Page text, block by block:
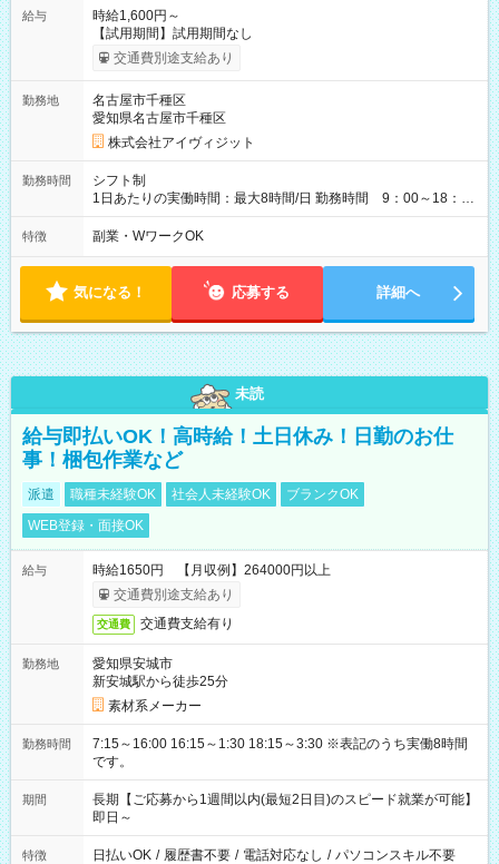
給与
時給1,600円～
【試用期間】試用期間なし
交通費別途支給あり
勤務地
名古屋市千種区
愛知県名古屋市千種区
株式会社アイヴィジット
勤務時間
シフト制
1日あたりの実働時間：最大8時間/日 勤務時間 9：00～18：
00(実働8h、休憩1h) 土日祝含む週3日～OK、シフト制 ※もちろ
ん週5日勤務もOK♪ 勤務期間：2026年8月12日～9月9日※リスト
特徴 副業・WワークOK
気になる！ 応募する 詳細へ
未読
給与即払いOK！高時給！土日休み！日勤のお仕
事！梱包作業など
派遣 職種未経験OK 社会人未経験OK
ブランクOK
WEB登録・面接OK
給与
時給1650円 【月収例】264000円以上
交通費別途支給あり
交通費 交通費支給有り
勤務地
愛知県安城市
新安城駅から徒歩25分
素材系メーカー
勤務時間
7:15～16:00 16:15～1:30 18:15～3:30 ※表記のうち実働8時間
です。
期間
長期【ご応募から1週間以内(最短2日目)のスピード就業が可能】
即日～
特徴 日払いOK / 履歴書不要 / 電話対応なし / パソコンスキル不要